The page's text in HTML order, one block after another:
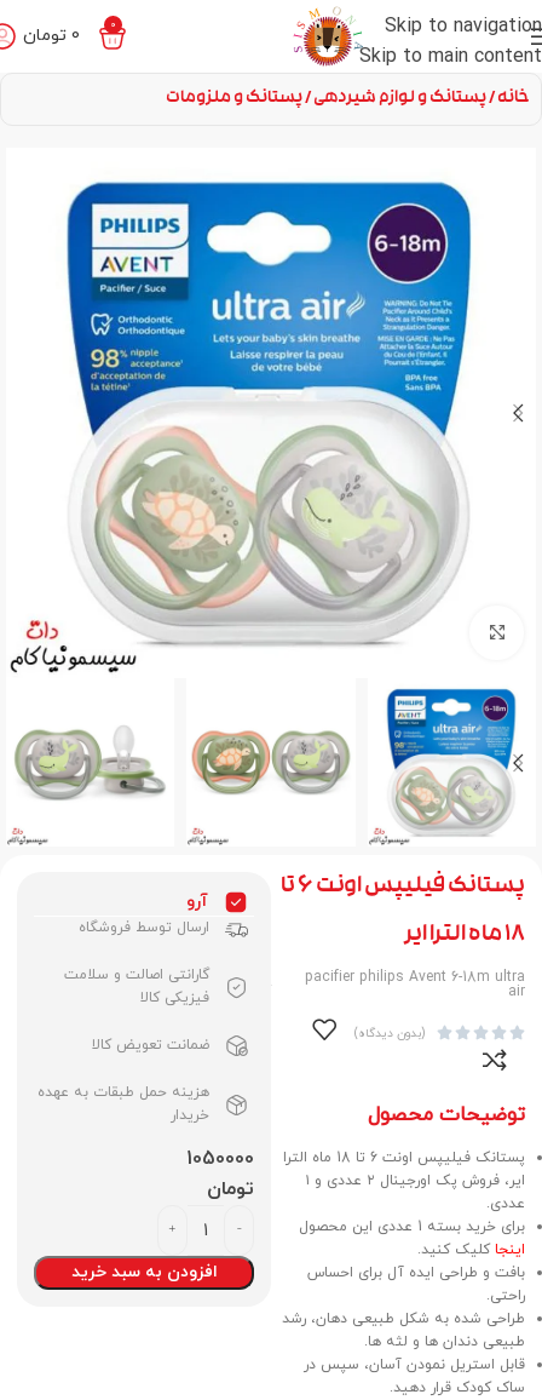
Skip to navigation
Skip to main content
0
0 تومان
خانه پستانک و لوازم شیردهی پستانک و ملزومات
برای بزرگنمایی کلیک کنید
پستانک فیلیپس اونت 6 تا
18 ماه الترا ایر
pacifier philips Avent 6-18m ultra
air




 (بدون دیدگاه)
توضیحات محصول
پستانک فیلیپس اونت 6 تا 18 ماه الترا
ایر، فروش پک اورجینال ۲ عددی و ۱
عددی.
برای خرید بسته 1 عددی این محصول
اینجا کلیک کنید.
بافت و طراحی ایده آل برای احساس
راحتی.
طراحی شده به شکل طبیعی دهان، رشد
طبیعی دندان ها و لثه ها.
قابل استریل نمودن آسان، سپس در
ساک کودک قرار دهید.
آرو
ارسال توسط فروشگاه
گارانتی اصالت و سلامت
فیزیکی کالا
ضمانت تعویض کالا
هزینه حمل طبقات به عهده
خریدار
1050000
تومان
افزودن به سبد خرید